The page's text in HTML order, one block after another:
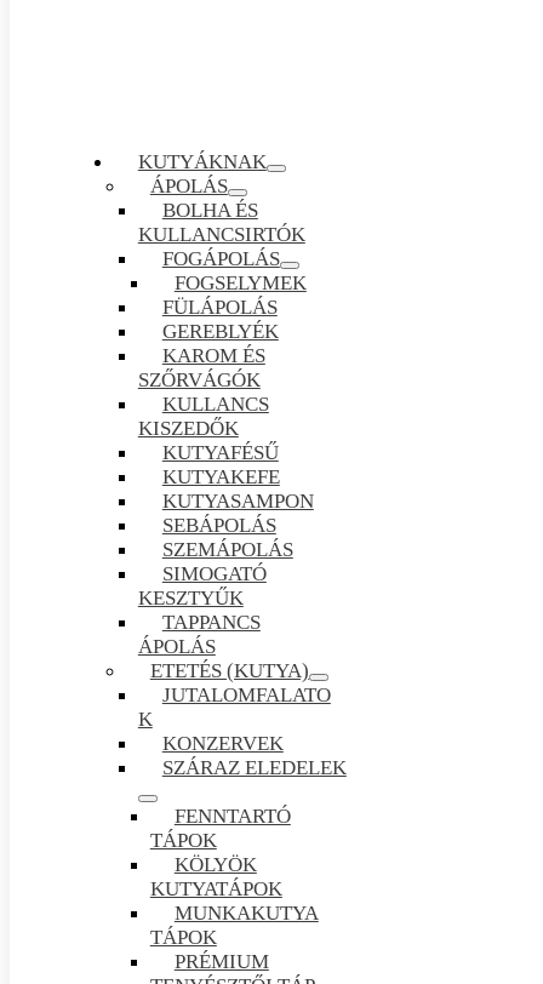
KUTYÁKNAK
ÁPOLÁS
BOLHA ÉS
KULLANCSIRTÓK
FOGÁPOLÁS
FOGSELYMEK
FÜLÁPOLÁS
GEREBLYÉK
KAROM ÉS
SZŐRVÁGÓK
KULLANCS
KISZEDŐK
KUTYAFÉSŰ
KUTYAKEFE
KUTYASAMPON
SEBÁPOLÁS
SZEMÁPOLÁS
SIMOGATÓ
KESZTYŰK
TAPPANCS
ÁPOLÁS
ETETÉS (KUTYA)
JUTALOMFALATO
K
KONZERVEK
SZÁRAZ ELEDELEK
FENNTARTÓ
TÁPOK
KÖLYÖK
KUTYATÁPOK
MUNKAKUTYA
TÁPOK
PRÉMIUM